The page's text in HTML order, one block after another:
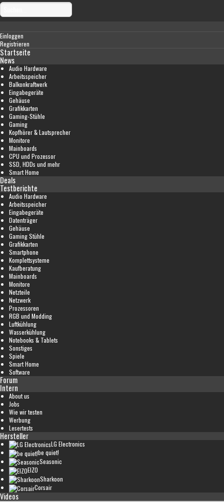
Einloggen
Registrieren
Startseite
News
Audio Hardware
Arbeitsspeicher
Balkonkraftwerk
Eingabegeräte
Gehäuse
Grafikkarten
Gaming-Stühle
Gaming
Kopfhörer & Lautsprecher
Monitore
Mainboards
CPU und Prozessor
SSD, HDDs und mehr
Smart Home
Deals
Testberichte
Audio Hardware
Arbeitsspeicher
Eingabegeräte
Datenträger
Gehäuse
Gaming Stühle
Grafikkarten
Smartphone
Komplettsysteme
Kaufberatung
Mainboards
Monitore
Netzteile
Netzwerk
Prozessoren
RGB und Modding
Luftkühlung
Wasserkühlung
Notebooks & Tablets
Sonstiges
Spiele
Smart Home
Software
Forum
Intern
About us
Jobs
Wie wir testen
Werbung
Lesertests
Hersteller
LG Electronics
be quiet!
Seasonic
EIZO
Sharkoon
Corsair
Videos